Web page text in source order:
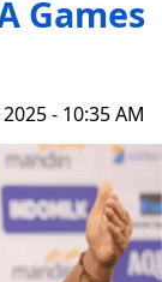
Games
- 10:35 AM